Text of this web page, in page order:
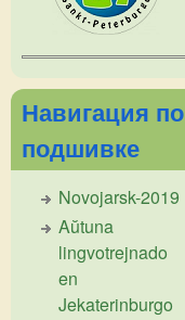
Навигация по
подшивке
Novojarsk-2019
Aŭtuna
lingvotrejnado
en
Jekaterinburgo